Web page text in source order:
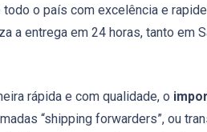
o país com excelência e
a entrega em 24 horas, tanto em
rápida e com qualidade, o
“shipping forwarders”, ou